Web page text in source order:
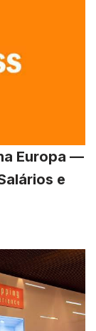
Europa —
e